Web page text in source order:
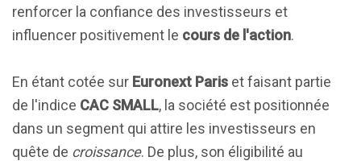
renforcer la confiance des investisseurs et
influencer positivement le cours de l'action.
En étant cotée sur Euronext Paris et faisant partie
de l'indice CAC SMALL, la société est positionnée
dans un segment qui attire les investisseurs en
quête de croissance. De plus, son éligibilité au